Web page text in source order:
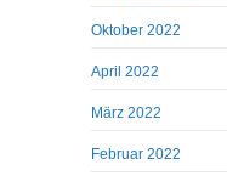
Oktober 2022
April 2022
März 2022
Februar 2022